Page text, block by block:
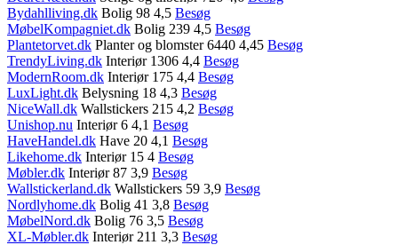
Bydahlliving.dk Bolig 98 4,5 Besøg
MøbelKompagniet.dk Bolig 239 4,5 Besøg
Plantetorvet.dk Planter og blomster 6440 4,45 Besøg
TrendyLiving.dk Interiør 1306 4,4 Besøg
ModernRoom.dk Interiør 175 4,4 Besøg
LuxLight.dk Belysning 18 4,3 Besøg
NiceWall.dk Wallstickers 215 4,2 Besøg
Unishop.nu Interiør 6 4,1 Besøg
HaveHandel.dk Have 20 4,1 Besøg
Likehome.dk Interiør 15 4 Besøg
Møbler.dk Interiør 87 3,9 Besøg
Wallstickerland.dk Wallstickers 59 3,9 Besøg
Nordlyhome.dk Bolig 41 3,8 Besøg
MøbelNord.dk Bolig 76 3,5 Besøg
XL-Møbler.dk Interiør 211 3,3 Besøg